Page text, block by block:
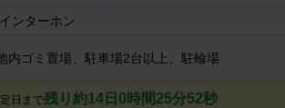
ンターホン
内ゴミ置場、駐車場2台以上、駐輪場
日まで残り約14日0時間25分52秒